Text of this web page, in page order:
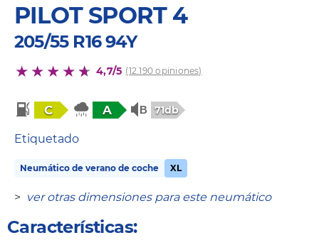
PILOT SPORT 4
205/55 R16 94Y
4,7/5 (12.190 opiniones)
C A 71db
Etiquetado
Neumático de verano de coche XL
> ver otras dimensiones para este neumático
Características: